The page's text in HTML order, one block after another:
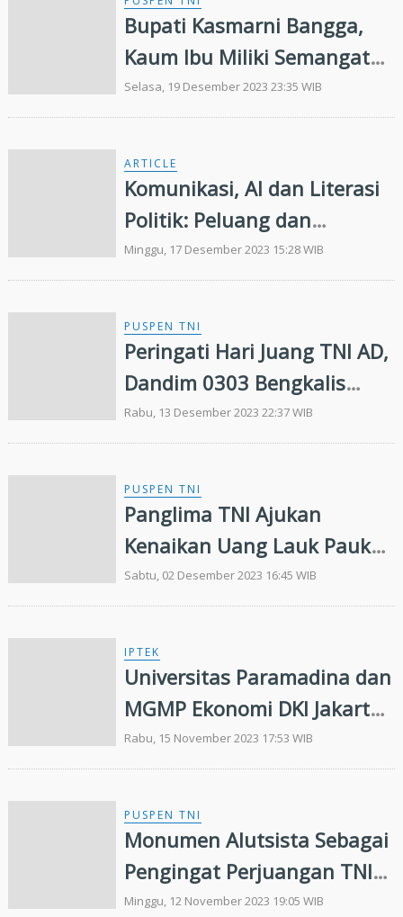
Bupati Kasmarni Bangga,
Kaum Ibu Miliki Semangat
Juang untuk Bengkalis
Bermasa
Selasa, 19 Desember 2023 23:35 WIB
ARTICLE
Komunikasi, AI dan Literasi
Politik: Peluang dan
Tantangan
Minggu, 17 Desember 2023 15:28 WIB
PUSPEN TNI
Peringati Hari Juang TNI AD,
Dandim 0303 Bengkalis
Anjangsana ke Veteran dan
Warakawuri
Rabu, 13 Desember 2023 22:37 WIB
PUSPEN TNI
Panglima TNI Ajukan
Kenaikan Uang Lauk Pauk
Prajurit TNI
Sabtu, 02 Desember 2023 16:45 WIB
IPTEK
Universitas Paramadina dan
MGMP Ekonomi DKI Jakarta
Selenggarakan ToT Literasi
Ekonomi dan Keuangan
Rabu, 15 November 2023 17:53 WIB
PUSPEN TNI
Monumen Alutsista Sebagai
Pengingat Perjuangan TNI
Dalam Menjaga Keutuhan
Minggu, 12 November 2023 19:05 WIB